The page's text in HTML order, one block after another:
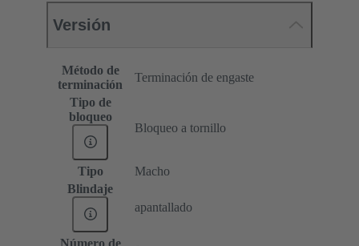
Versión
Método de
terminación
Terminación de engaste
Tipo de
bloqueo
Bloqueo a tornillo
Tipo
Macho
Blindaje
apantallado
Número de